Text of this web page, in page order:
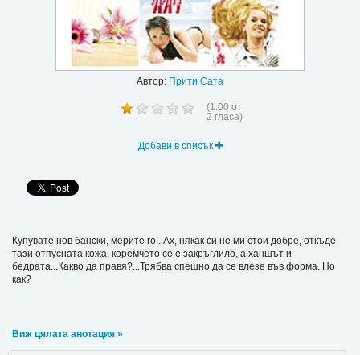
Автор: Прити Сата
(1.00 от
2 гласа)
Добави в списък
Купувате нов бански, мерите го...Ах, някак си не ми стои добре, откъде
тази отпусната кожа, коремчето се е закръглило, а ханшът и
бедрата...Какво да правя?...Трябва спешно да се влезе във форма. Но
как?
Виж цялата анотация »